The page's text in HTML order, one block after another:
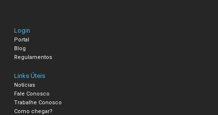
Login
Portal
Blog
Regulamentos
Links Úteis
Notícias
Fale Conosco
Trabalhe Conosco
Como chegar?